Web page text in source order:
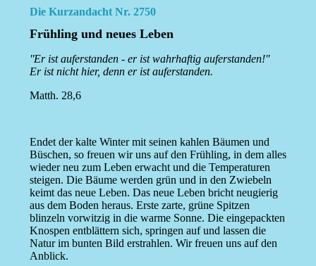
Die Kurzandacht Nr. 2750
Frühling und neues Leben
''Er ist auferstanden - er ist wahrhaftig auferstanden!''
Er ist nicht hier, denn er ist auferstanden.
Matth. 28,6
Endet der kalte Winter mit seinen kahlen Bäumen und
Büschen, so freuen wir uns auf den Frühling, in dem alles
wieder neu zum Leben erwacht und die Temperaturen
steigen. Die Bäume werden grün und in den Zwiebeln
keimt das neue Leben. Das neue Leben bricht neugierig
aus dem Boden heraus. Erste zarte, grüne Spitzen
blinzeln vorwitzig in die warme Sonne. Die eingepackten
Knospen entblättern sich, springen auf und lassen die
Natur im bunten Bild erstrahlen. Wir freuen uns auf den
Anblick.